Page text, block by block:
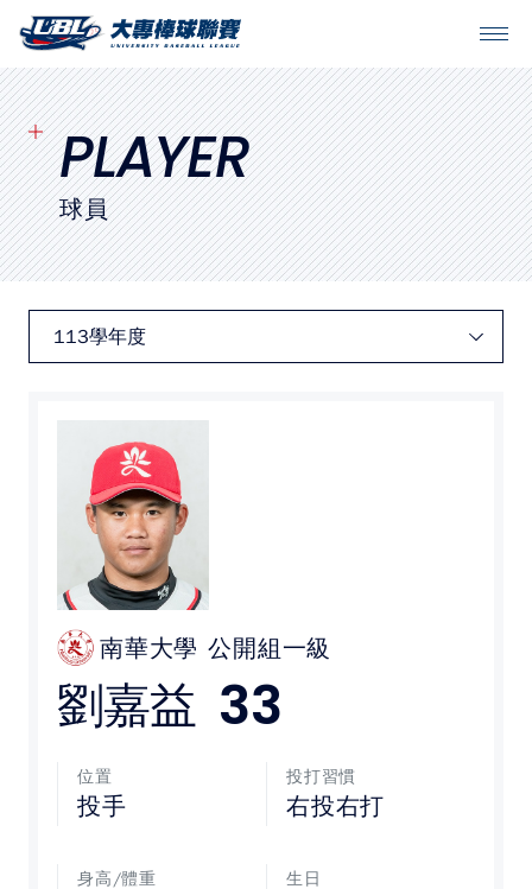
SITEMAP
首頁
球隊戰績
賽程表
球隊與球員
比賽場地
最新消息
媒體文章
下載專區
聯絡我們
POLICY
隱私權政策
網站使用條款
PLAYER
球員
南華大學 公開組一級
劉嘉益 33
位置
投手
投打習慣
右投右打
身高/體重 生日